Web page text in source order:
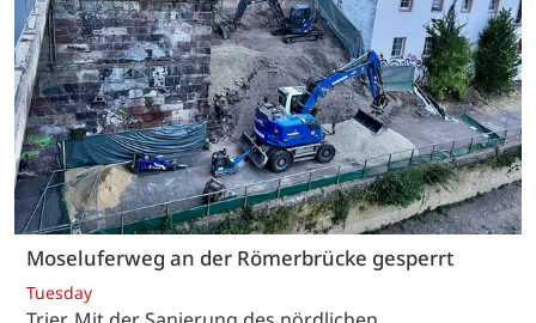
Moseluferweg an der Römerbrücke gesperrt
Tuesday